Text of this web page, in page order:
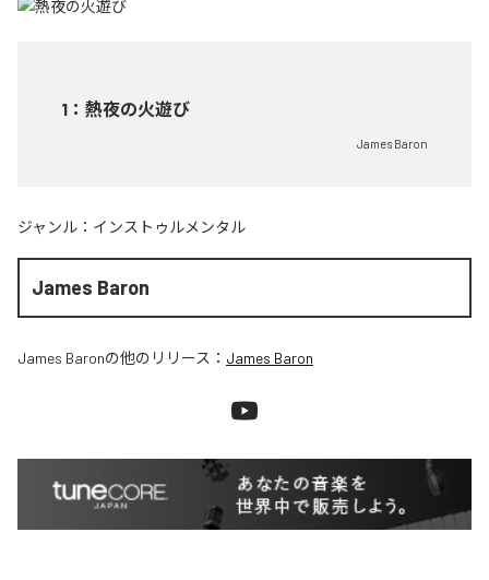
1 ： 熱夜の火遊び
James Baron
ジャンル： インストゥルメンタル
James Baron
James Baronの他のリリース： James Baron